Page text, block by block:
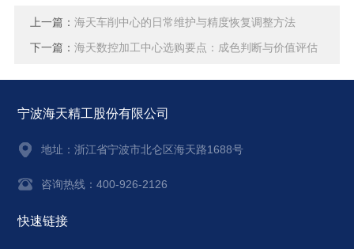
上一篇： 海天车削中心的日常维护与精度恢复调整方法
下一篇： 海天数控加工中心选购要点：成色判断与价值评估
宁波海天精工股份有限公司
地址：浙江省宁波市北仑区海天路1688号
咨询热线：400-926-2126
快速链接